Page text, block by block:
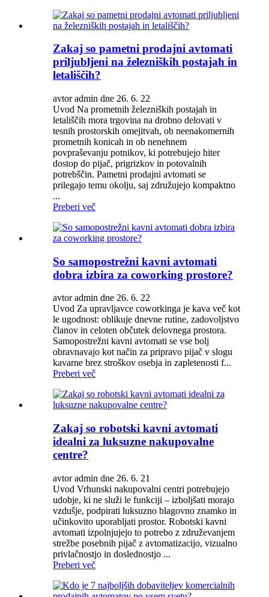
Zakaj so pametni prodajni avtomati
priljubljeni na železniških postajah in
letališčih?
avtor admin dne 26. 6. 22
Uvod Na prometnih železniških postajah in
letališčih mora trgovina na drobno delovati v
tesnih prostorskih omejitvah, ob neenakomernih
prometnih konicah in ob nenehnem
povpraševanju potnikov, ki potrebujejo hiter
dostop do pijač, prigrizkov in potovalnih
potrebščin. Pametni prodajni avtomati se
prilegajo temu okolju, saj združujejo kompaktno
...
Preberi več
So samopostrežni kavni avtomati
dobra izbira za coworking prostore?
avtor admin dne 26. 6. 22
Uvod Za upravljavce coworkinga je kava več kot
le ugodnost: oblikuje dnevne rutine, zadovoljstvo
članov in celoten občutek delovnega prostora.
Samopostrežni kavni avtomati se vse bolj
obravnavajo kot način za pripravo pijač v slogu
kavarne brez stroškov osebja in zapletenosti f...
Preberi več
Zakaj so robotski kavni avtomati
idealni za luksuzne nakupovalne
centre?
avtor admin dne 26. 6. 21
Uvod Vrhunski nakupovalni centri potrebujejo
udobje, ki ne služi le funkciji – izboljšati morajo
vzdušje, podpirati luksuzno blagovno znamko in
učinkovito uporabljati prostor. Robotski kavni
avtomati izpolnjujejo to potrebo z združevanjem
strežbe posebnih pijač z avtomatizacijo, vizualno
privlačnostjo in doslednostjo ...
Preberi več